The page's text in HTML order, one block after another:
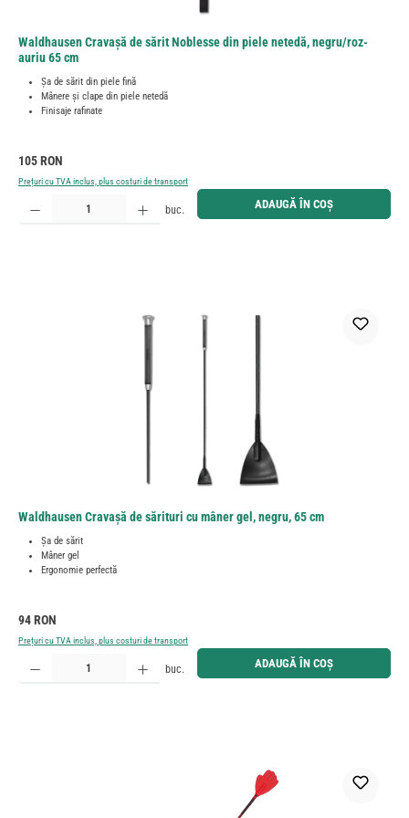
Waldhausen Cravașă de sărit Noblesse din piele netedă, negru/roz-
auriu 65 cm
Șa de sărit din piele fină
Mânere și clape din piele netedă
Finisaje rafinate
Preț obișnuit:
105 RON
Prețuri cu TVA inclus, plus costuri de transport
Cantitate produs: Introduceți cantitatea dorită sau utilizați butoanele pentru a mări sau micșora
buc. ADAUGĂ ÎN COȘ
Waldhausen Cravașă de sărituri cu mâner gel, negru, 65 cm
Șa de sărit
Mâner gel
Ergonomie perfectă
Preț obișnuit:
94 RON
Prețuri cu TVA inclus, plus costuri de transport
Cantitate produs: Introduceți cantitatea dorită sau utilizați butoanele pentru a mări sau micșora
buc. ADAUGĂ ÎN COȘ